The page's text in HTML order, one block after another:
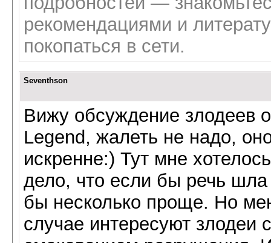
рекомендациями и
покопаться в сети.
Seventhson
Вижу обсуждение злодеев
Legend, жалеть не надо,
искренне:) Тут мне
дело, что если бы речь
бы несколько проще. Но
случае интересуют злодеи